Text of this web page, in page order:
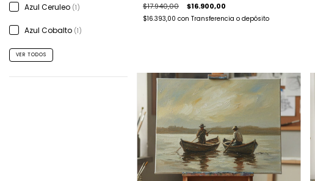
Azul Ceruleo (1)
Azul Cobalto (1)
VER TODOS
$17.940,00 $16.900,00
$16.393,00 con Transferencia o depósito